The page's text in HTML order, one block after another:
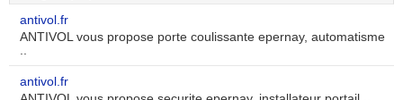
antivol.fr
ANTIVOL vous propose porte coulissante epernay, automatisme
..
antivol.fr